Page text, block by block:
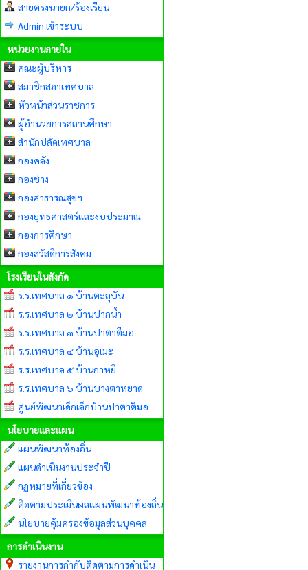
สายตรงนายก/ร้องเรียน
Admin เข้าระบบ
หน่วยงานภายใน
คณะผู้บริหาร
สมาชิกสภาเทศบาล
หัวหน้าส่วนราชการ
ผู้อำนวยการสถานศึกษา
สำนักปลัดเทศบาล
กองคลัง
กองช่าง
กองสาธารณสุขฯ
กองยุทธศาสตร์และงบประมาณ
กองการศึกษา
กองสวัสดิการสังคม
โรงเรียนในสังกัด
ร.ร.เทศบาล ๑ บ้านตะลุบัน
ร.ร.เทศบาล ๒ บ้านปากน้ำ
ร.ร.เทศบาล ๓ บ้านปาตาตีมอ
ร.ร.เทศบาล ๔ บ้านอุเมะ
ร.ร.เทศบาล ๕ บ้านกาหยี
ร.ร.เทศบาล ๖ บ้านบางตาหยาด
ศูนย์พัฒนาเด็กเล็กบ้านปาตาตีมอ
นโยบายและแผน
แผนพัฒนาท้องถิ่น
แผนดำเนินงานประจำปี
กฏหมายที่เกี่ยวข้อง
ติดตามประเมินผลแผนพัฒนาท้องถิ่น
นโยบายคุ้มครองข้อมูลส่วนบุคคล
การดำเนินงาน
รายงานการกำกับติดตามการดำเนิน